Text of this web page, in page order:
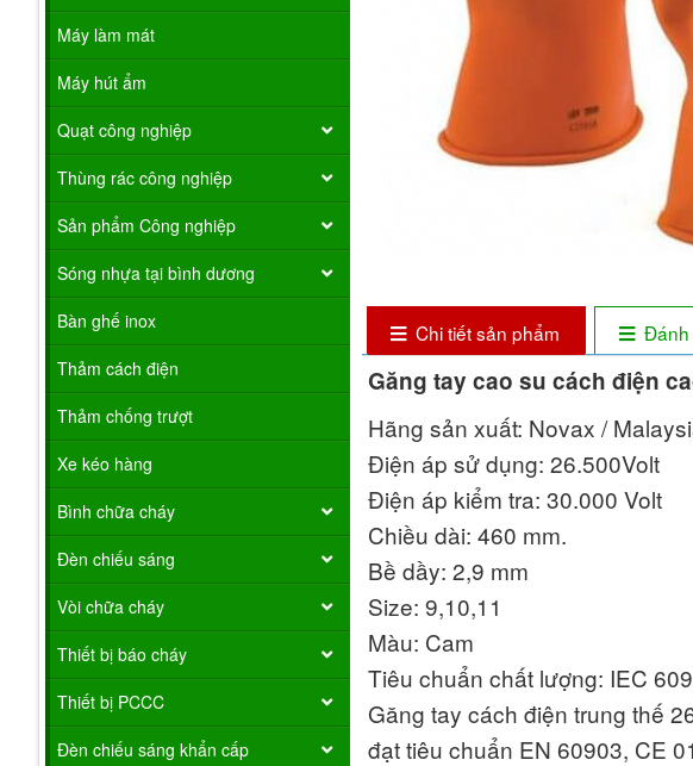
Chi tiết sản phẩm Đánh
Găng tay cao su cách điện
Hãng sản xuất: Novax /
Điện áp sử dụng: 26.500Volt
Điện áp kiểm tra: 30.000 Volt
Chiều dài: 460 mm.
Bề dầy: 2,9 mm
Size: 9,10,11
Màu: Cam
Tiêu chuẩn chất lượng: IEC
Găng tay cách điện trung thế
đạt tiêu chuẩn EN 60903, CE
Máy làm mát
Máy hút ẩm
Quạt công nghiệp
Thùng rác công nghiệp
Sản phẩm Công nghiệp
Sóng nhựa tại bình dương
Bàn ghế inox
Thảm cách điện
Thảm chống trượt
Xe kéo hàng
Bình chữa cháy
Đèn chiếu sáng
Vòi chữa cháy
Thiết bị báo cháy
Thiết bị PCCC
Đèn chiếu sáng khẩn cấp